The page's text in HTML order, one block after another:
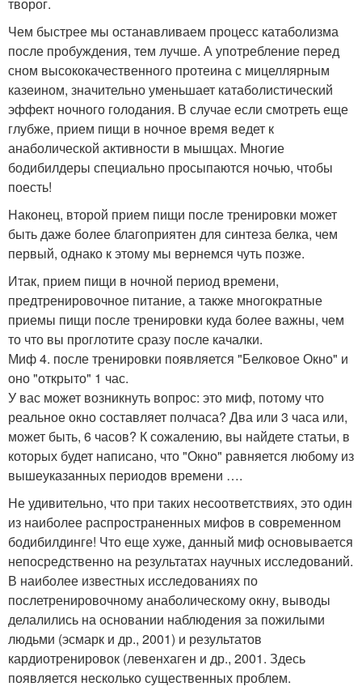
творог.
Чем быстрее мы останавливаем процесс катаболизма
после пробуждения, тем лучше. А употребление перед
сном высококачественного протеина с мицеллярным
казеином, значительно уменьшает катаболистический
эффект ночного голодания. В случае если смотреть еще
глубже, прием пищи в ночное время ведет к
анаболической активности в мышцах. Многие
бодибилдеры специально просыпаются ночью, чтобы
поесть!
Наконец, второй прием пищи после тренировки может
быть даже более благоприятен для синтеза белка, чем
первый, однако к этому мы вернемся чуть позже.
Итак, прием пищи в ночной период времени,
предтренировочное питание, а также многократные
приемы пищи после тренировки куда более важны, чем
то что вы проглотите сразу после качалки.
Миф 4. после тренировки появляется "Белковое Окно" и
оно "открыто" 1 час.
У вас может возникнуть вопрос: это миф, потому что
реальное окно составляет полчаса? Два или 3 часа или,
может быть, 6 часов? К сожалению, вы найдете статьи, в
которых будет написано, что "Окно" равняется любому из
вышеуказанных периодов времени ….
Не удивительно, что при таких несоответствиях, это один
из наиболее распространенных мифов в современном
бодибилдинге! Что еще хуже, данный миф основывается
непосредственно на результатах научных исследований.
В наиболее известных исследованиях по
послетренировочному анаболическому окну, выводы
делалились на основании наблюдения за пожилыми
людьми (эсмарк и др., 2001) и результатов
кардиотренировок (левенхаген и др., 2001. Здесь
появляется несколько существенных проблем.